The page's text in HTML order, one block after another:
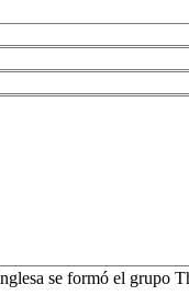
se formó el grupo